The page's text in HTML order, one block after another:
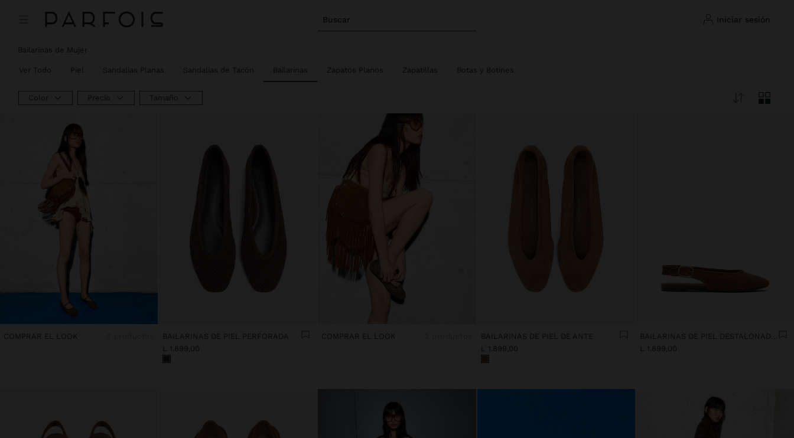
Buscar iniciar sesión
Bailarinas de Mujer
Ver Todo Piel Sandalias Planas Sandalias de Tacón Bailarinas Zapatos Planos Zapatillas Botas y Botines
Color Precio Tamaño
COMPRAR EL LOOK
BAILARINAS DE PIEL PERFORADA
L 1.899,00
COMPRAR EL LOOK
BAILARINAS DE PIEL DE ANTE
L 1.899,00
BAILARINAS DE PIEL DESTALONADAS
L 1.899,00